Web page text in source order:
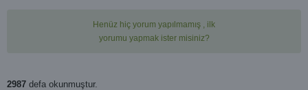
Henüz hiç yorum yapılmamış , ilk
yorumu yapmak ister misiniz?
2987 defa okunmuştur.